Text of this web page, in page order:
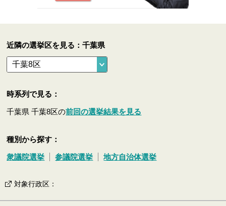
近隣の選挙区を見る：千葉県
時系列で見る：
千葉県 千葉8区の前回の選挙結果を見る
種別から探す：
衆議院選挙 参議院選挙 地方自治体選挙
対象行政区 ：